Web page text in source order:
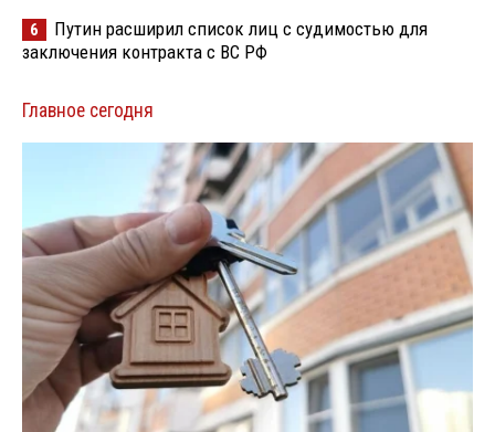
6
Путин расширил список лиц с судимостью для
заключения контракта с ВС РФ
Главное сегодня